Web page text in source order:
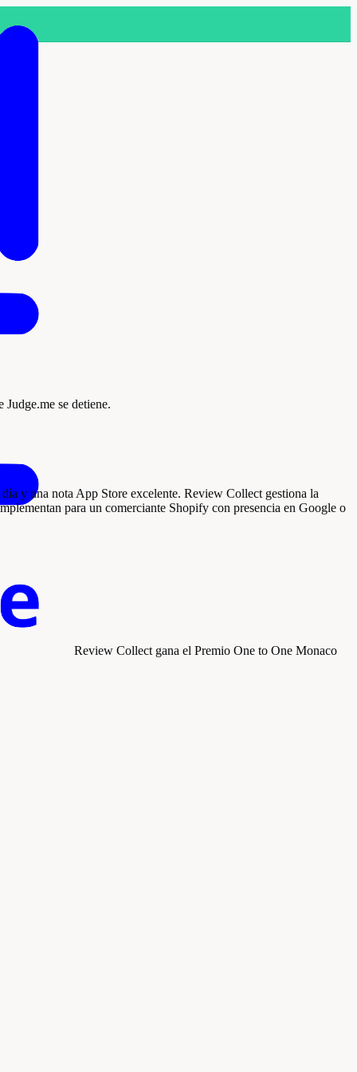
Review Collect gana el Premio One to One Monaco
se detiene.
y una nota App Store excelente. Review Collect gestiona la
para un comerciante Shopify con presencia en Google o